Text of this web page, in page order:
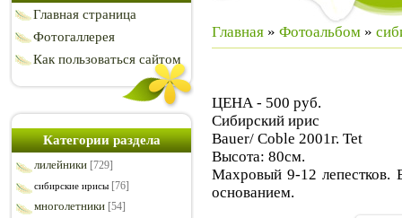
Главная страница
Фотогаллерея
Как пользоваться сайтом
Категории раздела
лилейники [729]
сибирские ирисы [76]
многолетники [54]
Главная » Фотоальбом »
ЦЕНА - 500 руб.
Сибирский ирис
Bauer/ Coble 2001г. Tet
Высота: 80см.
Махровый 9-12 лепестков.
основанием.